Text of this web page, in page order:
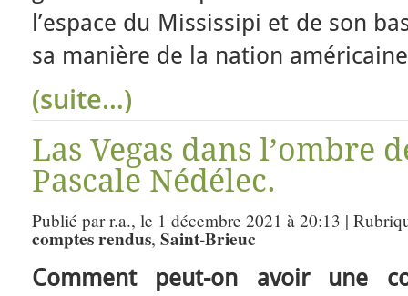
l’espace du Mississipi et de son
sa manière de la nation
(suite…)
Las Vegas dans l’ombre
Pascale Nédélec.
Publié par r.a., le 1 décembre 2021 à 20:13 |
comptes rendus, Saint-Brieuc
Comment peut-on avoir une